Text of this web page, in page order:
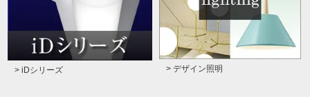
> iDシリーズ > デザイン照明